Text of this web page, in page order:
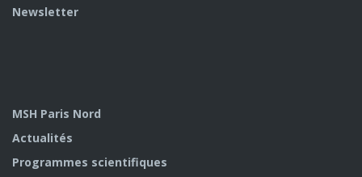
Newsletter
MSH Paris Nord
Actualités
Programmes scientifiques